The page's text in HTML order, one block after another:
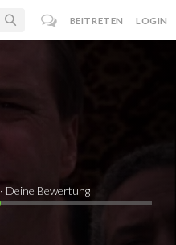
BEITRETEN LOGIN
· Deine Bewertung